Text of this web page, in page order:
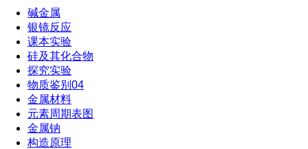
碱金属
银镜反应
课本实验
硅及其化合物
探究实验
物质鉴别04
金属材料
元素周期表图
金属钠
构造原理